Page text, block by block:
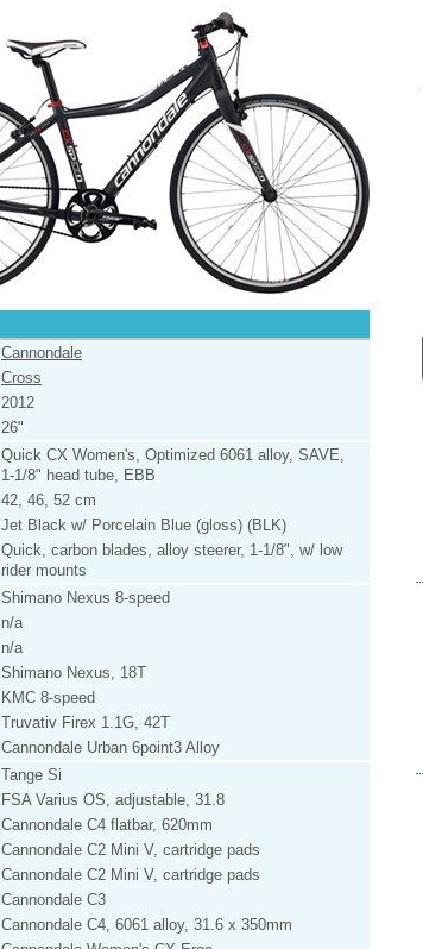
Cannondale
Cross
2012
26"
Quick CX Women's, Optimized 6061 alloy, SAVE,
1-1/8" head tube, EBB
42, 46, 52 cm
Jet Black w/ Porcelain Blue (gloss) (BLK)
Quick, carbon blades, alloy steerer, 1-1/8", w/ low
rider mounts
Shimano Nexus 8-speed
n/a
n/a
Shimano Nexus, 18T
KMC 8-speed
Truvativ Firex 1.1G, 42T
Cannondale Urban 6point3 Alloy
Tange Si
FSA Varius OS, adjustable, 31.8
Cannondale C4 flatbar, 620mm
Cannondale C2 Mini V, cartridge pads
Cannondale C2 Mini V, cartridge pads
Cannondale C3
Cannondale C4, 6061 alloy, 31.6 x 350mm